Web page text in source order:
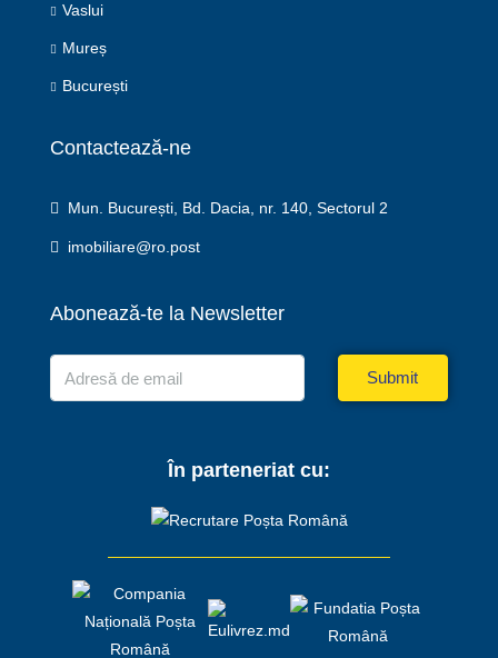
Vaslui
Mureș
București
Contactează-ne
Mun. București, Bd. Dacia, nr. 140, Sectorul 2
imobiliare@ro.post
Abonează-te la Newsletter
Submit
În parteneriat cu: